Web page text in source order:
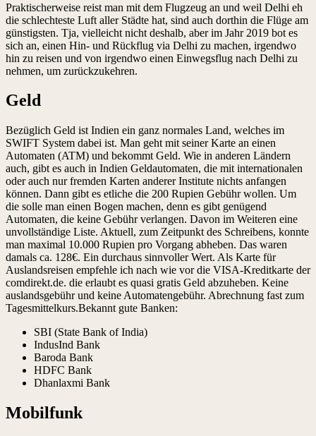
Praktischerweise reist man mit dem Flugzeug an und weil Delhi eh
die schlechteste Luft aller Städte hat, sind auch dorthin die Flüge am
günstigsten. Tja, vielleicht nicht deshalb, aber im Jahr 2019 bot es
sich an, einen Hin- und Rückflug via Delhi zu machen, irgendwo
hin zu reisen und von irgendwo einen Einwegsflug nach Delhi zu
nehmen, um zurückzukehren.
Geld
Bezüglich Geld ist Indien ein ganz normales Land, welches im
SWIFT System dabei ist. Man geht mit seiner Karte an einen
Automaten (ATM) und bekommt Geld. Wie in anderen Ländern
auch, gibt es auch in Indien Geldautomaten, die mit internationalen
oder auch nur fremden Karten anderer Institute nichts anfangen
können. Dann gibt es etliche die 200 Rupien Gebühr wollen. Um
die solle man einen Bogen machen, denn es gibt genügend
Automaten, die keine Gebühr verlangen. Davon im Weiteren eine
unvollständige Liste. Aktuell, zum Zeitpunkt des Schreibens, konnte
man maximal 10.000 Rupien pro Vorgang abheben. Das waren
damals ca. 128€. Ein durchaus sinnvoller Wert. Als Karte für
Auslandsreisen empfehle ich nach wie vor die VISA-Kreditkarte der
comdirekt.de. die erlaubt es quasi gratis Geld abzuheben. Keine
auslandsgebühr und keine Automatengebühr. Abrechnung fast zum
Tagesmittelkurs.Bekannt gute Banken:
SBI (State Bank of India)
IndusInd Bank
Baroda Bank
HDFC Bank
Dhanlaxmi Bank
Mobilfunk